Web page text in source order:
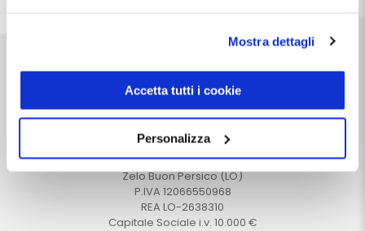
indirizzo:dentistamanager.it/contatti-dentista-
Chiudendo questo banner tramite apposita X in alto a
Mostra dettagli
Accetta tutti i cookie
Personalizza
Dentista Manager S.r.l.
Via Dante, 2
Zelo Buon Persico (LO)
P.IVA 12066550968
REA LO-2638310
Capitale Sociale i.v. 10.000 €